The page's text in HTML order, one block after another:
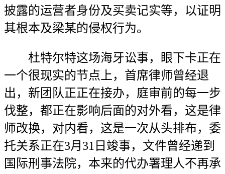
披露的运营者身份及买卖记实等，以证明
其根本及梁某的侵权行为。
杜特尔特这场海牙讼事，眼下卡正在
一个很现实的节点上，首席律师曾经退
出，新团队正正在接办，庭审前的每一步
伐整，都正在影响后面的对外看，这是律
师改换，对内看，这是一次从头排布，委
托关系正在3月31日竣事，文件曾经递到
国际刑事法院，本来的代办署理人不再承